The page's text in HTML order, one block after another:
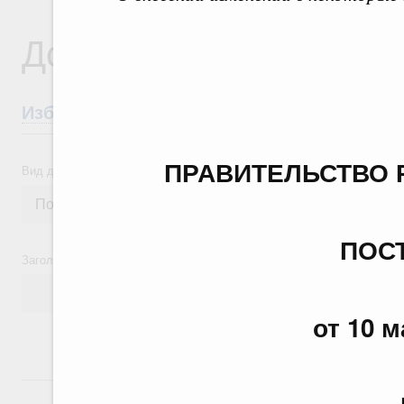
от 10
Документы
Избранные документы со справками к
Вид документа
Заголовок или текст документа